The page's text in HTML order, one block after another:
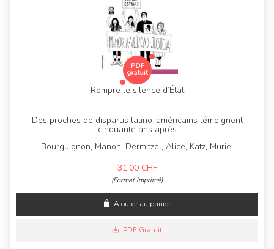
Rompre le silence d’État
Des proches de disparus latino-américains témoignent
cinquante ans après
Bourguignon, Manon, Dermitzel, Alice, Katz, Muriel
31,00 CHF
(Format Imprimé)
Ajouter au panier
PDF Gratuit